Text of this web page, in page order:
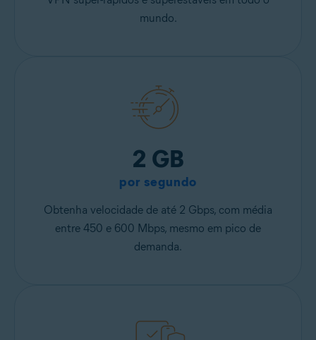
mundo.
2 GB
por segundo
Obtenha velocidade de até 2 Gbps, com média
entre 450 e 600 Mbps, mesmo em pico de
demanda.